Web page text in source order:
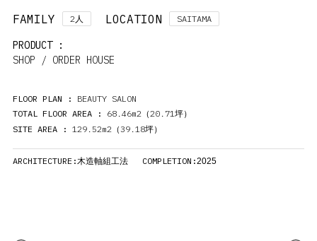
FAMILY 2 人 LOCATION SAITAMA
PRODUCT :
SHOP / ORDER HOUSE
FLOOR PLAN : BEAUTY SALON
TOTAL FLOOR AREA : 68.46m2（20.71 坪）
SITE AREA : 129.52m2（39.18坪）
ARCHITECTURE: 木造軸組工法 COMPLETION:2025